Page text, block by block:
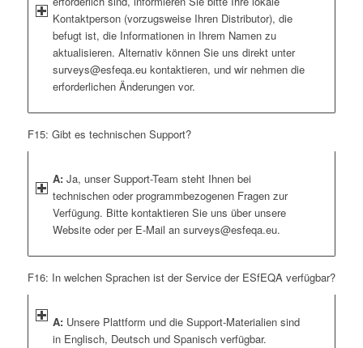
Kontaktperson (vorzugsweise Ihren Distributor), die
befugt ist, die Informationen in Ihrem Namen zu
aktualisieren. Alternativ können Sie uns direkt unter
surveys@esfeqa.eu kontaktieren, und wir nehmen die
erforderlichen Änderungen vor.
F15: Gibt es technischen Support?
A:Ja, unser Support-Team steht Ihnen bei
technischen oder programmbezogenen Fragen zur
Verfügung. Bitte kontaktieren Sie uns über unsere
Website oder per E-Mail an surveys@esfeqa.eu.
F16: In welchen Sprachen ist der Service der ESfEQA verfügbar?
A:Unsere Plattform und die Support-Materialien sind
in Englisch, Deutsch und Spanisch verfügbar.